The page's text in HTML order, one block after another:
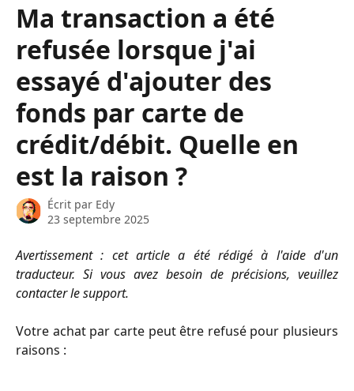
Ma transaction a été
refusée lorsque j'ai
essayé d'ajouter des
fonds par carte de
crédit/débit. Quelle en
est la raison ?
Écrit par Edy
23 septembre 2025
Avertissement : cet article a été rédigé à l'aide d'un
traducteur. Si vous avez besoin de précisions, veuillez
contacter le support.
Votre achat par carte peut être refusé pour plusieurs
raisons :